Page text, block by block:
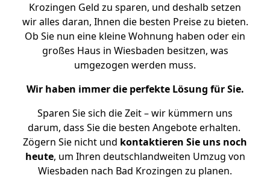
Krozingen Geld zu sparen, und deshalb setzen
wir alles daran, Ihnen die besten Preise zu bieten.
Ob Sie nun eine kleine Wohnung haben oder ein
großes Haus in Wiesbaden besitzen, was
umgezogen werden muss.
Wir haben immer die perfekte Lösung für Sie.
Sparen Sie sich die Zeit – wir kümmern uns
darum, dass Sie die besten Angebote erhalten.
Zögern Sie nicht und kontaktieren Sie uns noch
heute, um Ihren deutschlandweiten Umzug von
Wiesbaden nach Bad Krozingen zu planen.